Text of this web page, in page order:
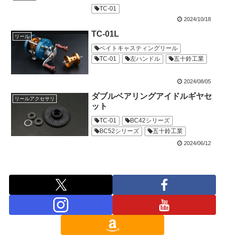
2024/10/18
TC-01
リール TC-01L
2024/08/05
ベイトキャスティングリール
TC-01
左ハンドル 五十鈴工業
リールアクセサリ
ダブルベアリングアイドルギヤセ
ット
2024/06/12
TC-01
BC42シリーズ
BC52シリーズ
五十鈴工業